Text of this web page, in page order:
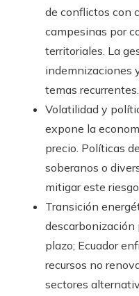
de conflictos con
campesinas por
territoriales. La
indemnizaciones
temas recurrentes.
Volatilidad y
expone la
precio. Políticas
soberanos o
mitigar este
Transición
plazo; Ecuador
recursos no
sectores